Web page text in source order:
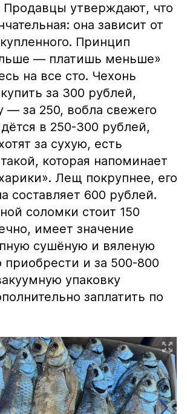
Продавцы утверждают, что
она зависит от
Принцип
— платишь меньше»
на все сто. Чехонь
за 300 рублей,
— за 250, вобла свежего
в 250-300 рублей,
за сухую, есть
которая напоминает
Лещ покрупнее, его
составляет 600 рублей.
соломки стоит 150
имеет значение
сушёную и вяленую
и за 500-800
упаковку
заплатить по